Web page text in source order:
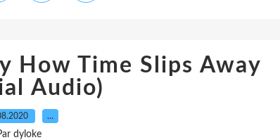
How Time Slips Away
Audio)
…
dyloke